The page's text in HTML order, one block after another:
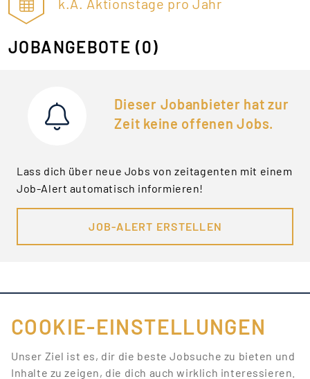
JOBANGEBOTE (0)
Dieser Jobanbieter hat zur
Zeit keine offenen Jobs.
Lass dich über neue Jobs von zeitagenten mit einem
Job-Alert automatisch informieren!
JOB-ALERT ERSTELLEN
FÜR JOBANBIETER
LINKS
COOKIE-EINSTELLUNGEN
Unser Ziel ist es, dir die beste Jobsuche zu bieten und
Inhalte zu zeigen, die dich auch wirklich interessieren.